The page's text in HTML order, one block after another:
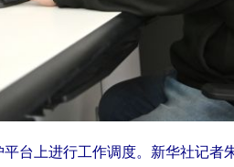
台上进行工作调度。新华社记者